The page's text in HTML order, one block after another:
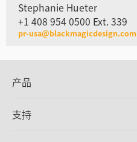
Stephanie Hueter
+1 408 954 0500 Ext. 339
pr-usa@blackmagicdesign.com
产品
DaVinci Resolve和Fusion软件
支持